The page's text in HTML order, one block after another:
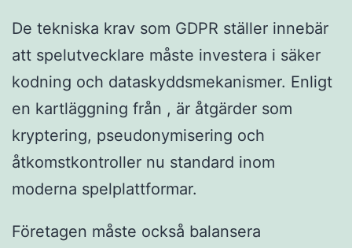
De tekniska krav som GDPR ställer innebär
att spelutvecklare måste investera i säker
kodning och dataskyddsmekanismer. Enligt
en kartläggning från , är åtgärder som
kryptering, pseudonymisering och
åtkomstkontroller nu standard inom
moderna spelplattformar.
Företagen måste också balansera